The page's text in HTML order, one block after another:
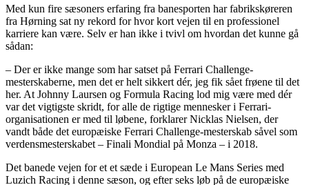
Med kun fire sæsoners erfaring fra banesporten har fabrikskøreren
fra Hørning sat ny rekord for hvor kort vejen til en professionel
karriere kan være. Selv er han ikke i tvivl om hvordan det kunne gå
sådan:
– Der er ikke mange som har satset på Ferrari Challenge-
mesterskaberne, men det er helt sikkert dér, jeg fik sået frøene til det
her. At Johnny Laursen og Formula Racing lod mig være med dér
var det vigtigste skridt, for alle de rigtige mennesker i Ferrari-
organisationen er med til løbene, forklarer Nicklas Nielsen, der
vandt både det europæiske Ferrari Challenge-mesterskab såvel som
verdensmesterskabet – Finali Mondial på Monza – i 2018.
Det banede vejen for et et sæde i European Le Mans Series med
Luzich Racing i denne sæson, og efter seks løb på de europæiske